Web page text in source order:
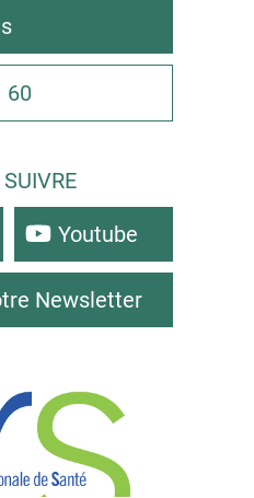
60
Youtube
Newsletter